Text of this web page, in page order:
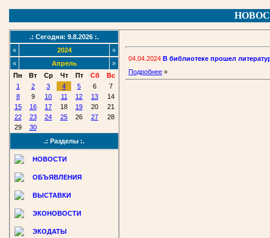
.: Сегодня: 9.8.2026 :.
«
2024
»
«
Апрель
»
Пн
Вт Ср Чт Пт Сб
Вс
1
2 3 4 5 6
7
8
9 10 11 12 13
14
15
16 17 18 19 20
21
22
23 24 25 26 27
28
29
30
.: Разделы :.
НОВОСТИ
ОБЪЯВЛЕНИЯ
ВЫСТАВКИ
ЭКОНОВОСТИ
ЭКОДАТЫ
04.04.2024 В библиотеке прошел
Подробнее »